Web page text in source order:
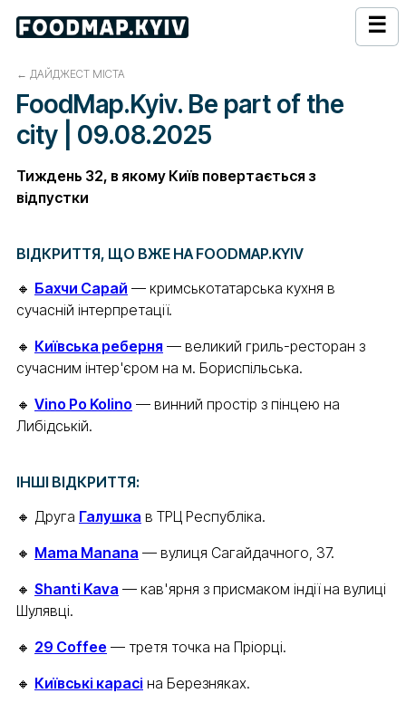
☰
← ДАЙДЖЕСТ МІСТА
FoodMap.Kyiv. Be part of the
city | 09.08.2025
Тиждень 32, в якому Київ повертається з
відпустки
ВІДКРИТТЯ, ЩО ВЖЕ НА FOODMAP.KYIV
🔸 Бахчи Сарай — кримськотатарська кухня в
сучасній інтерпретації.
🔸 Київська реберня — великий гриль-ресторан з
сучасним інтер'єром на м. Бориспільська.
🔸 Vino Po Kolino — винний простір з пінцею на
Либідській.
ІНШІ ВІДКРИТТЯ:
🔸 Друга Галушка в ТРЦ Республіка.
🔸 Mama Manana — вулиця Сагайдачного, 37.
🔸 Shanti Kava — кав'ярня з присмаком індії на вулиці
Шулявці.
🔸 29 Coffee — третя точка на Пріорці.
🔸 Київські карасі на Березняках.